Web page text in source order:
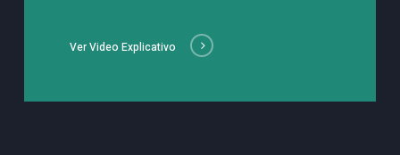
Ver Video Explicativo